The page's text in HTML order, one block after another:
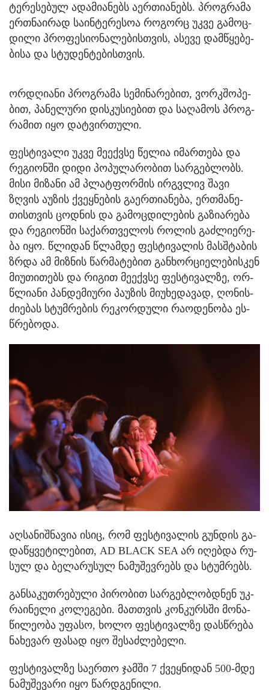
ტე­რე­სე­ბულ ადა­მი­ა­ნებს აერ­თი­ა­ნებს. პროგ­რა­მა
ერ­თნა­ი­რად სა­ინ­ტე­რე­სოა რო­გორც უკვე გა­მოც­
დი­ლი პრო­ფე­სი­ო­ნა­ლე­ბის­თვის, ასე­ვე დამ­წყე­ბე­
ბი­სა და სტუ­დენ­ტე­ბის­თვის.
ორ­დღი­ა­ნი პროგ­რა­მა სე­მი­ნა­რე­ბით, ვორკშო­პე­
ბით, პა­ნე­ლუ­რი დის­კუ­სი­ე­ბით და სა­ღა­მოს პროგ­
რა­მით იყო დატ­ვირ­თუ­ლი.
ფეს­ტი­ვა­ლი უკვე მე­ექ­ვსე წე­ლია იმარ­თე­ბა და
რე­გი­ონ­ში დიდი პო­პუ­ლა­რო­ბით სარ­გებ­ლობს.
მისი მი­ზა­ნი ამ პლატ­ფორ­მის ირ­გვლივ შავი
ზღვის აუ­ზის ქვეყ­ნე­ბის გა­ერ­თი­ა­ნე­ბა, ერ­თმა­ნე­
თის­თვის ცოდ­ნის და გა­მოც­დი­ლე­ბის გა­ზი­ა­რე­ბა
და რე­გი­ონ­ში სა­ქარ­თვე­ლოს რო­ლის გაძ­ლი­ე­რე­
ბა იყო. წლი­დან წლამ­დე ფეს­ტი­ვა­ლის მას­შტა­ბის
ზრდა ამ მიზ­ნის წარ­მა­ტე­ბით გან­ხორ­ცი­ე­ლე­ბის­კენ
მი­უ­თი­თებს და რი­გით მე­ექ­ვსე ფეს­ტი­ვალ­ზე, ორ­
წლი­ა­ნი პან­დე­მი­უ­რი პა­უ­ზის მი­უ­ხე­და­ვად, ღო­ნის­
ძი­ე­ბას სტუმ­რე­ბის რე­კორ­დუ­ლი რა­ო­დე­ნო­ბა ეს­
წრე­ბო­და.
აღ­სა­ნიშ­ნა­ვია ისიც, რომ ფეს­ტი­ვა­ლის გუნ­დის გა­
და­წყვე­ტი­ლე­ბით, AD BLACK SEA არ იღებ­და რუ­
სულ და ბე­ლა­რუ­სულ ნა­მუ­შევ­რებს და სტუმ­რებს.
გან­სა­კუთ­რე­ბუ­ლი პი­რო­ბით სარ­გებ­ლობ­დნენ უკ­
რა­ი­ნე­ლი კო­ლე­გე­ბი. მათ­თვის კონ­კურ­სში მო­ნა­
წი­ლე­ო­ბა უფა­სო, ხოლო ფეს­ტი­ვალ­ზე დას­წრე­ბა
ნა­ხე­ვარ ფა­სად იყო შე­საძ­ლე­ბე­ლი.
ფეს­ტი­ვალ­ზე სა­ერ­თო ჯამ­ში 7 ქვეყ­ნი­დან 500-მდე
ნა­მუ­შე­ვა­რი იყო წარ­დგე­ნი­ლი.